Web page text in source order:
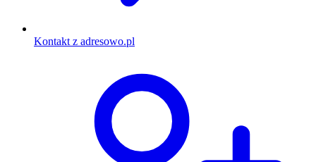
Kontakt z adresowo.pl